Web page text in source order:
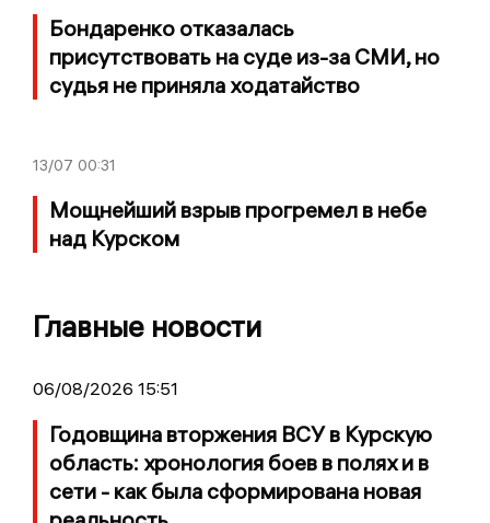
Бондаренко отказалась
присутствовать на суде из-за СМИ, но
судья не приняла ходатайство
13/07 00:31
Мощнейший взрыв прогремел в небе
над Курском
Главные новости
06/08/2026 15:51
Годовщина вторжения ВСУ в Курскую
область: хронология боев в полях и в
сети - как была сформирована новая